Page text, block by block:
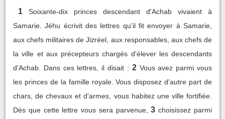
1
Soixante-dix princes descendant d'Achab vivaient à
Samarie. Jéhu écrivit des lettres qu'il fit envoyer à Samarie,
aux chefs militaires de Jizréel, aux responsables, aux chefs de
la ville et aux précepteurs chargés d'élever les descendants
d'Achab. Dans ces lettres, il disait : 2 Vous avez parmi vous
les princes de la famille royale. Vous disposez d'autre part de
chars, de chevaux et d'armes, vous habitez une ville fortifiée.
Dès que cette lettre vous sera parvenue, 3 choisissez parmi